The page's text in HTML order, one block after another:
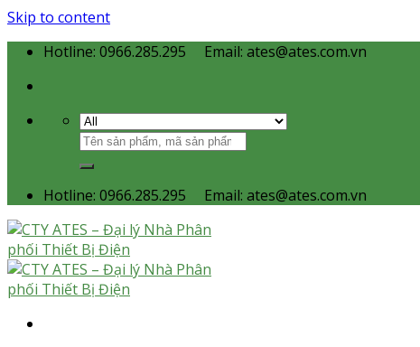
Skip to content
Hotline: 0966.285.295
Email: ates@ates.com.vn
Hotline: 0966.285.295 Email: ates@ates.com.vn